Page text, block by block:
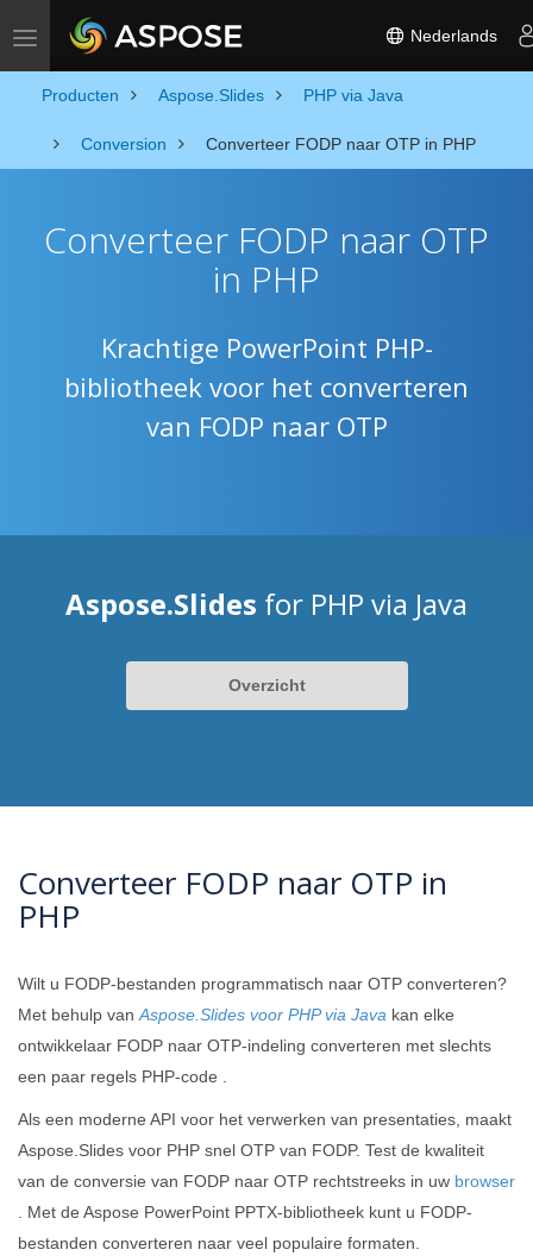
Toggle navigation Nederlands
Producten Aspose.Slides PHP via Java
Conversion Converteer FODP naar OTP in PHP
Converteer FODP naar OTP
in PHP
Krachtige PowerPoint PHP-
bibliotheek voor het converteren
van FODP naar OTP
Aspose.Slides for PHP via Java
Overzicht
Converteer FODP naar OTP in
PHP
Wilt u FODP-bestanden programmatisch naar OTP converteren?
Met behulp van Aspose.Slides voor PHP via Java kan elke
ontwikkelaar FODP naar OTP-indeling converteren met slechts
een paar regels PHP-code .
Als een moderne API voor het verwerken van presentaties, maakt
Aspose.Slides voor PHP snel OTP van FODP. Test de kwaliteit
van de conversie van FODP naar OTP rechtstreeks in uw browser
. Met de Aspose PowerPoint PPTX-bibliotheek kunt u FODP-
bestanden converteren naar veel populaire formaten.